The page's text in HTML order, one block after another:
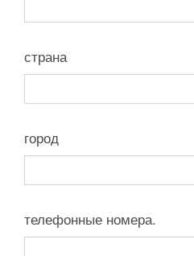
страна
город
телефонные номера.